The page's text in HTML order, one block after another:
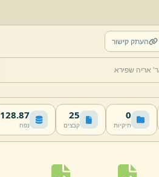
העתק קישור
ר' אריה שפירא
0
תיקיות
25
קבצים
128.87 MB
נפח